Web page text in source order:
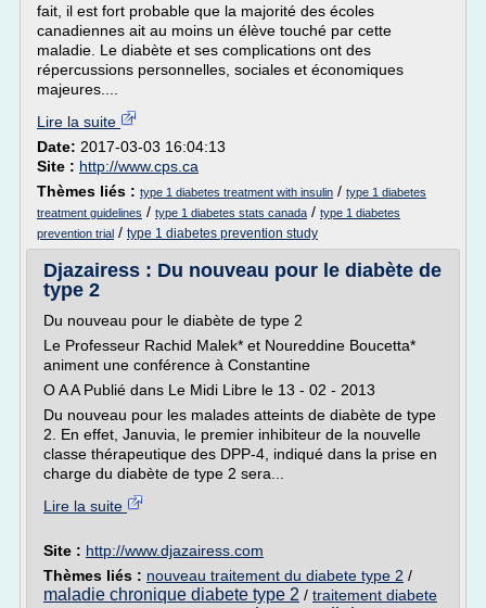
fait, il est fort probable que la majorité des écoles
canadiennes ait au moins un élève touché par cette
maladie. Le diabète et ses complications ont des
répercussions personnelles, sociales et économiques
majeures....
Lire la suite
Date: 2017-03-03 16:04:13
Site : http://www.cps.ca
Thèmes liés : type 1 diabetes treatment with insulin / type 1 diabetes
treatment guidelines / type 1 diabetes stats canada / type 1 diabetes
prevention trial / type 1 diabetes prevention study
Djazairess : Du nouveau pour le diabète de
type 2
Du nouveau pour le diabète de type 2
Le Professeur Rachid Malek* et Noureddine Boucetta*
animent une conférence à Constantine
O A A Publié dans Le Midi Libre le 13 - 02 - 2013
Du nouveau pour les malades atteints de diabète de type
2. En effet, Januvia, le premier inhibiteur de la nouvelle
classe thérapeutique des DPP-4, indiqué dans la prise en
charge du diabète de type 2 sera...
Lire la suite
Site : http://www.djazairess.com
Thèmes liés : nouveau traitement du diabete type 2 /
maladie chronique diabete type 2 / traitement diabete